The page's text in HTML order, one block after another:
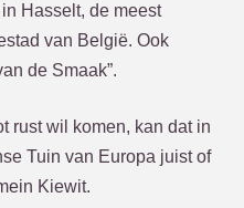
Hasselt, de meest
van België. Ook
de Smaak”.
rust wil komen, kan dat in
Tuin van Europa juist of
Kiewit.